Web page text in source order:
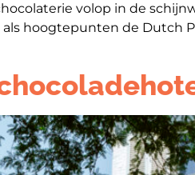
volop in de
hoogtepunten de Dutch